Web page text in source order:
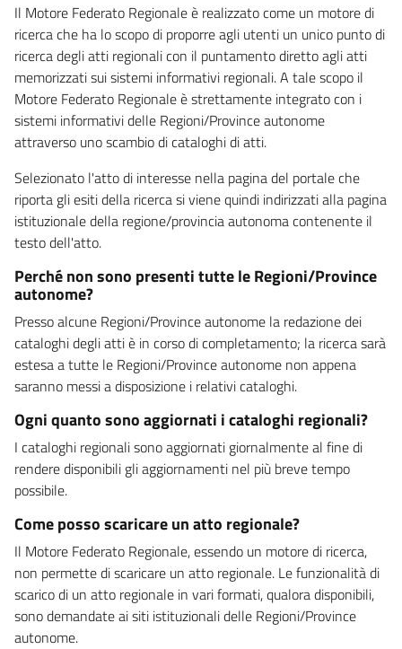
Il Motore Federato Regionale è realizzato come un motore di
ricerca che ha lo scopo di proporre agli utenti un unico punto di
ricerca degli atti regionali con il puntamento diretto agli atti
memorizzati sui sistemi informativi regionali. A tale scopo il
Motore Federato Regionale è strettamente integrato con i
sistemi informativi delle Regioni/Province autonome
attraverso uno scambio di cataloghi di atti.
Selezionato l'atto di interesse nella pagina del portale che
riporta gli esiti della ricerca si viene quindi indirizzati alla pagina
istituzionale della regione/provincia autonoma contenente il
testo dell'atto.
Perché non sono presenti tutte le Regioni/Province
autonome?
Presso alcune Regioni/Province autonome la redazione dei
cataloghi degli atti è in corso di completamento; la ricerca sarà
estesa a tutte le Regioni/Province autonome non appena
saranno messi a disposizione i relativi cataloghi.
Ogni quanto sono aggiornati i cataloghi regionali?
I cataloghi regionali sono aggiornati giornalmente al fine di
rendere disponibili gli aggiornamenti nel più breve tempo
possibile.
Come posso scaricare un atto regionale?
Il Motore Federato Regionale, essendo un motore di ricerca,
non permette di scaricare un atto regionale. Le funzionalità di
scarico di un atto regionale in vari formati, qualora disponibili,
sono demandate ai siti istituzionali delle Regioni/Province
autonome.